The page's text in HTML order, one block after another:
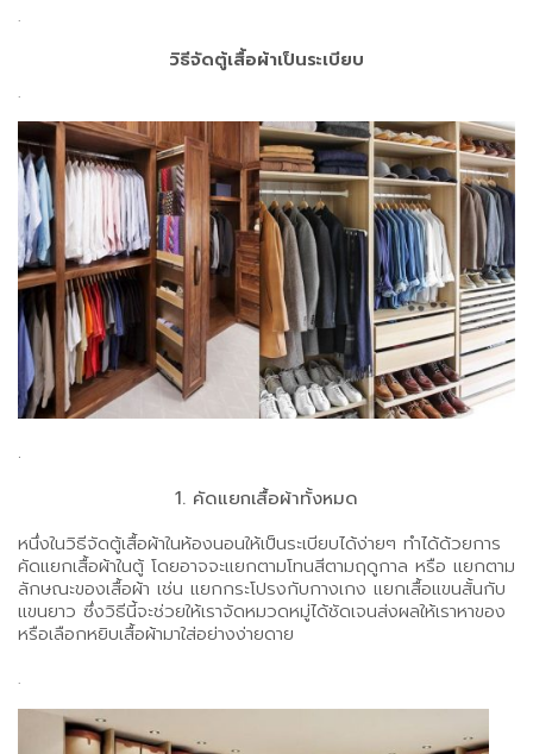
.
วิธีจัดตู้เสื้อผ้าเป็นระเบียบ
.
.
1. คัดแยกเสื้อผ้าทั้งหมด
หนึ่งในวิธีจัดตู้เสื้อผ้าในห้องนอนให้เป็นระเบียบได้ง่ายๆ ทำได้ด้วยการ
คัดแยกเสื้อผ้าในตู้ โดยอาจจะแยกตามโทนสีตามฤดูกาล หรือ แยกตาม
ลักษณะของเสื้อผ้า เช่น แยกกระโปรงกับกางเกง แยกเสื้อแขนสั้นกับ
แขนยาว ซึ่งวิธีนี้จะช่วยให้เราจัดหมวดหมู่ได้ชัดเจนส่งผลให้เราหาของ
หรือเลือกหยิบเสื้อผ้ามาใส่อย่างง่ายดาย
.